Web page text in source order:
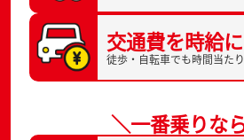
交通費を時給
徒歩・自転車でも時間当た
＼一番乗りな